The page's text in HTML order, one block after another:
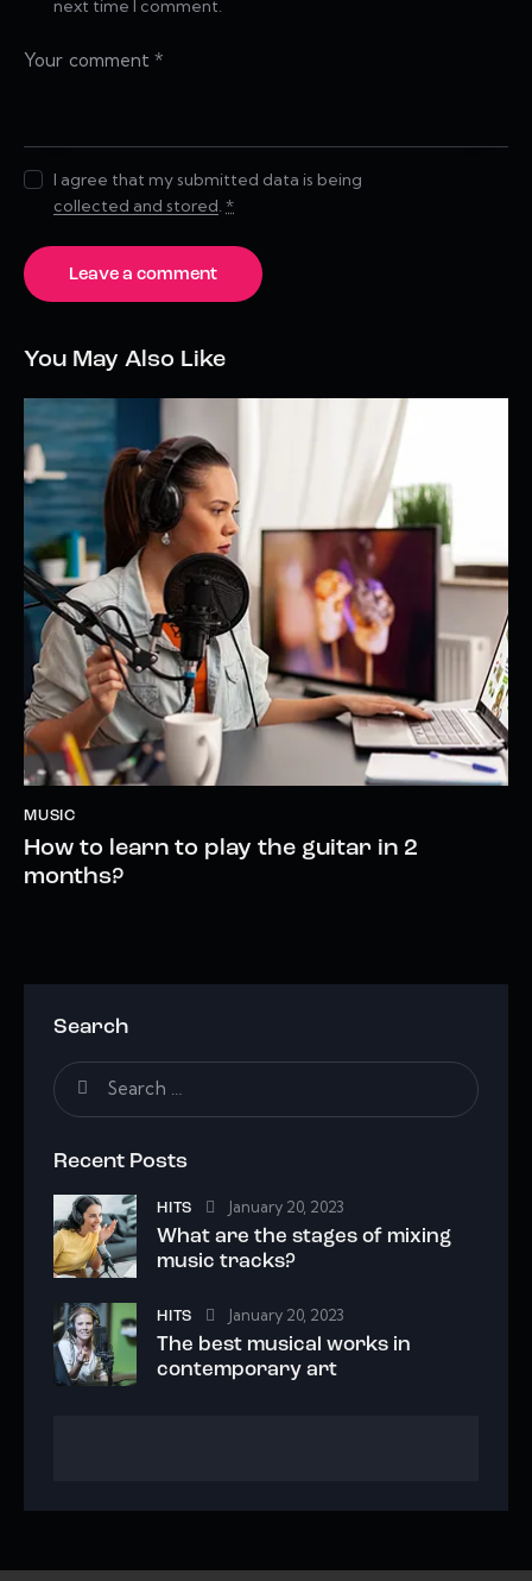
next time I comment.
I agree that my submitted data is being
collected and stored.*
You May Also Like
MUSIC
How to learn to play the guitar in 2
months?
Search
Recent Posts
HITS January 20, 2023
What are the stages of mixing
music tracks?
HITS January 20, 2023
The best musical works in
contemporary art